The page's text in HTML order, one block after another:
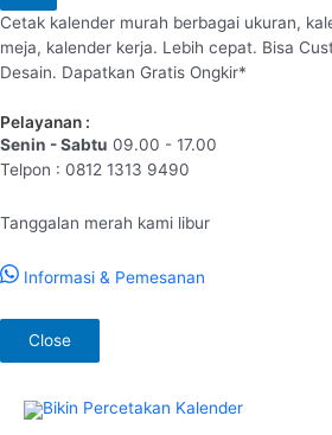
Cetak kalender murah berbagai ukuran,
meja, kalender kerja. Lebih cepat. Bisa
Desain. Dapatkan Gratis Ongkir*
Pelayanan :
Senin - Sabtu 09.00 - 17.00
Telpon : 0812 1313 9490
Tanggalan merah kami libur
Informasi & Pemesanan
Close
konten